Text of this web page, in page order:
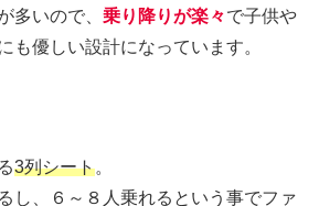
多いので、 乗り降りが楽々で子供や
も優しい設計になっています。
3列シート。
し、６～８人乗れるという事でファ